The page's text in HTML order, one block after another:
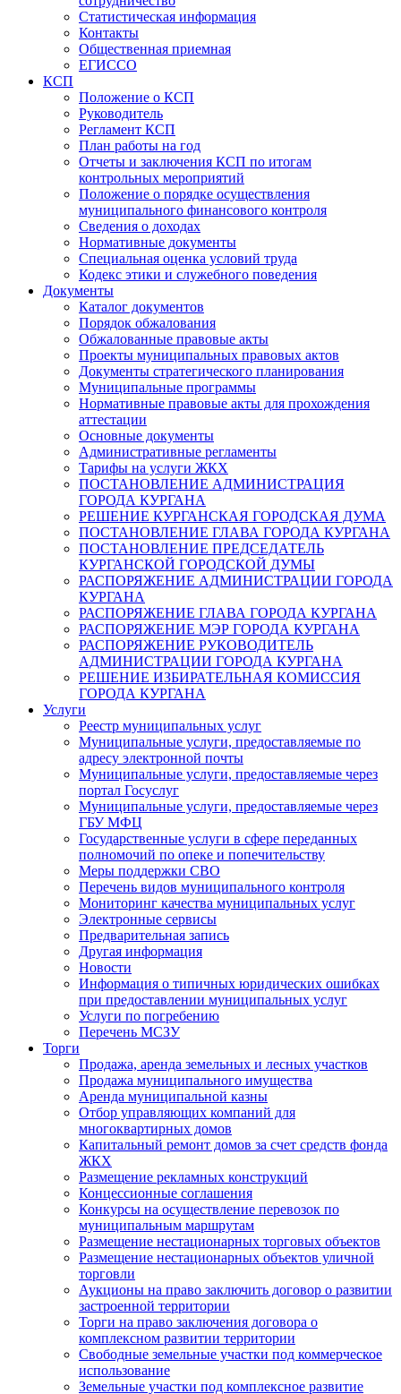
Статистическая информация
Контакты
Общественная приемная
ЕГИССО
КСП
Положение о КСП
Руководитель
Регламент КСП
План работы на год
Отчеты и заключения КСП по итогам
контрольных мероприятий
Положение о порядке осуществления
муниципального финансового контроля
Сведения о доходах
Нормативные документы
Специальная оценка условий труда
Кодекс этики и служебного поведения
Документы
Каталог документов
Порядок обжалования
Обжалованные правовые акты
Проекты муниципальных правовых актов
Документы стратегического планирования
Муниципальные программы
Нормативные правовые акты для прохождения
аттестации
Основные документы
Административные регламенты
Тарифы на услуги ЖКХ
ПОСТАНОВЛЕНИЕ АДМИНИСТРАЦИЯ
ГОРОДА КУРГАНА
РЕШЕНИЕ КУРГАНСКАЯ ГОРОДСКАЯ ДУМА
ПОСТАНОВЛЕНИЕ ГЛАВА ГОРОДА КУРГАНА
ПОСТАНОВЛЕНИЕ ПРЕДСЕДАТЕЛЬ
КУРГАНСКОЙ ГОРОДСКОЙ ДУМЫ
РАСПОРЯЖЕНИЕ АДМИНИСТРАЦИИ ГОРОДА
КУРГАНА
РАСПОРЯЖЕНИЕ ГЛАВА ГОРОДА КУРГАНА
РАСПОРЯЖЕНИЕ МЭР ГОРОДА КУРГАНА
РАСПОРЯЖЕНИЕ РУКОВОДИТЕЛЬ
АДМИНИСТРАЦИИ ГОРОДА КУРГАНА
РЕШЕНИЕ ИЗБИРАТЕЛЬНАЯ КОМИССИЯ
ГОРОДА КУРГАНА
Услуги
Реестр муниципальных услуг
Муниципальные услуги, предоставляемые по
адресу электронной почты
Муниципальные услуги, предоставляемые через
портал Госуслуг
Муниципальные услуги, предоставляемые через
ГБУ МФЦ
Государственные услуги в сфере переданных
полномочий по опеке и попечительству
Меры поддержки СВО
Перечень видов муниципального контроля
Мониторинг качества муниципальных услуг
Электронные сервисы
Предварительная запись
Другая информация
Новости
Информация о типичных юридических ошибках
при предоставлении муниципальных услуг
Услуги по погребению
Перечень МСЗУ
Торги
Продажа, аренда земельных и лесных участков
Продажа муниципального имущества
Аренда муниципальной казны
Отбор управляющих компаний для
многоквартирных домов
Капитальный ремонт домов за счет средств фонда
ЖКХ
Размещение рекламных конструкций
Концессионные соглашения
Конкурсы на осуществление перевозок по
муниципальным маршрутам
Размещение нестационарных торговых объектов
Размещение нестационарных объектов уличной
торговли
Аукционы на право заключить договор о развитии
застроенной территории
Торги на право заключения договора о
комплексном развитии территории
Свободные земельные участки под коммерческое
использование
Земельные участки под комплексное развитие